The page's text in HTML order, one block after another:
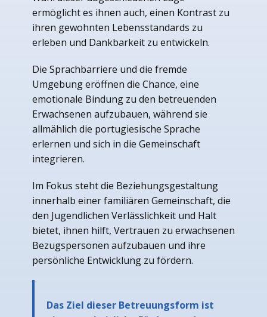
ermöglicht es ihnen auch, einen Kontrast zu
ihren gewohnten Lebensstandards zu
erleben und Dankbarkeit zu entwickeln.
Die Sprachbarriere und die fremde
Umgebung eröffnen die Chance, eine
emotionale Bindung zu den betreuenden
Erwachsenen aufzubauen, während sie
allmählich die portugiesische Sprache
erlernen und sich in die Gemeinschaft
integrieren.
Im Fokus steht die Beziehungsgestaltung
innerhalb einer familiären Gemeinschaft, die
den Jugendlichen Verlässlichkeit und Halt
bietet, ihnen hilft, Vertrauen zu erwachsenen
Bezugspersonen aufzubauen und ihre
persönliche Entwicklung zu fördern.
Das Ziel dieser Betreuungsform ist